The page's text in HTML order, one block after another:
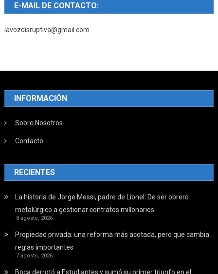
E-MAIL DE CONTACTO:
lavozdisruptiva@gmail.com
INFORMACIÓN
Sobre Nosotros
Contacto
RECIENTES
La historia de Jorge Messi, padre de Lionel: De ser obrero
metalúrgico a gestionar contratos millonarios
8 agosto, 2026
Propiedad privada: una reforma más acotada, pero que cambia
reglas importantes
7 agosto, 2026
Boca derrotó a Estudiantes y sumó su primer triunfo en el